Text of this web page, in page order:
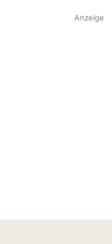
Anzeige